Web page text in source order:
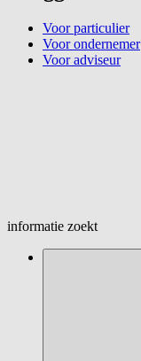
Voor particulier
Voor ondernemer
Voor adviseur
informatie zoekt